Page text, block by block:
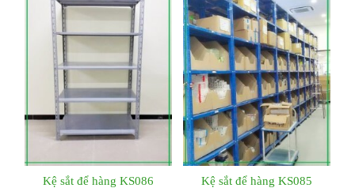
Kệ sắt để hàng KS086 Kệ sắt để hàng KS085